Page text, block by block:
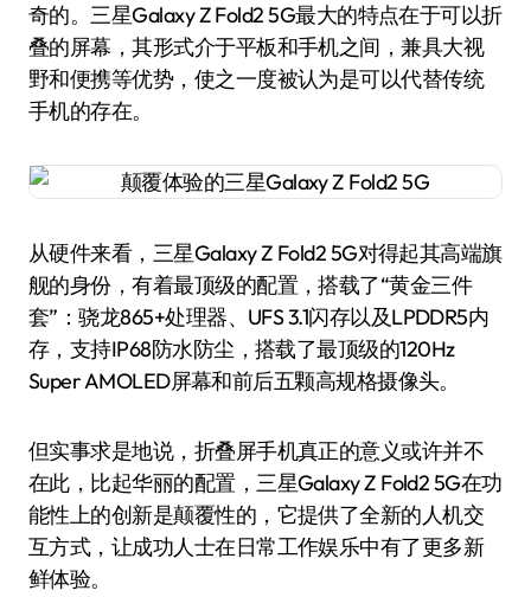
奇的。三星Galaxy Z Fold2 5G最大的特点在于可以折
叠的屏幕，其形式介于平板和手机之间，兼具大视
野和便携等优势，使之一度被认为是可以代替传统
手机的存在。
从硬件来看，三星Galaxy Z Fold2 5G对得起其高端旗
舰的身份，有着最顶级的配置，搭载了“黄金三件
套”：骁龙865+处理器、UFS 3.1闪存以及LPDDR5内
存，支持IP68防水防尘，搭载了最顶级的120Hz
Super AMOLED屏幕和前后五颗高规格摄像头。
但实事求是地说，折叠屏手机真正的意义或许并不
在此，比起华丽的配置，三星Galaxy Z Fold2 5G在功
能性上的创新是颠覆性的，它提供了全新的人机交
互方式，让成功人士在日常工作娱乐中有了更多新
鲜体验。